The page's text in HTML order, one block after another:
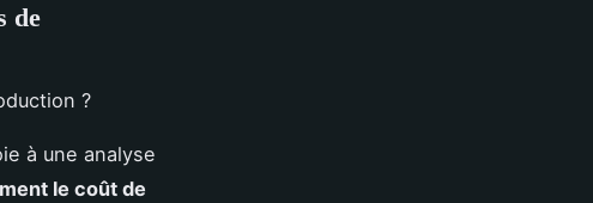
de
à une analyse
le coût de